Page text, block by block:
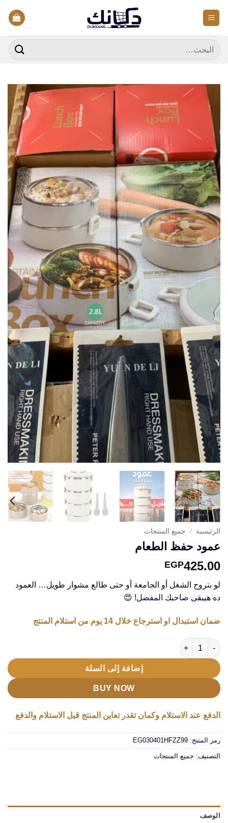
للمحتوى
البحث
عن:
الرئيسية / جميع المنتجات
عمود حفظ الطعام
EGP425.00
لو بتروح الشغل أو الجامعة أو حتى طالع مشوار طويل… العمود
ده هيبقى صاحبك المفضل! 😍
ضمان استبدال او استرجاع خلال 14 يوم من استلام المنتج
كمية عمود حفظ الطعام
إضافة إلى السلة
BUY NOW
الدفع عند الاستلام وكمان تقدر تعاين المنتج قبل الاستلام والدفع
رمز المنتج: EG030401HFZZ99
التصنيف: جميع المنتجات
الوصف